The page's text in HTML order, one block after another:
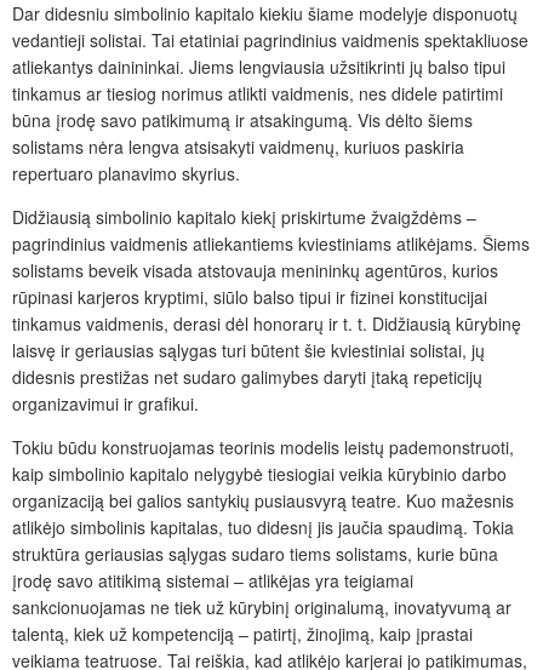
Dar didesniu simbolinio kapitalo kiekiu šiame modelyje disponuotų
vedantieji solistai. Tai etatiniai pagrindinius vaidmenis spektakliuose
atliekantys dainininkai. Jiems lengviausia užsitikrinti jų balso tipui
tinkamus ar tiesiog norimus atlikti vaidmenis, nes didele patirtimi
būna įrodę savo patikimumą ir atsakingumą. Vis dėlto šiems
solistams nėra lengva atsisakyti vaidmenų, kuriuos paskiria
repertuaro planavimo skyrius.
Didžiausią simbolinio kapitalo kiekį priskirtume žvaigždėms –
pagrindinius vaidmenis atliekantiems kviestiniams atlikėjams. Šiems
solistams beveik visada atstovauja menininkų agentūros, kurios
rūpinasi karjeros kryptimi, siūlo balso tipui ir fizinei konstitucijai
tinkamus vaidmenis, derasi dėl honorarų ir t. t. Didžiausią kūrybinę
laisvę ir geriausias sąlygas turi būtent šie kviestiniai solistai, jų
didesnis prestižas net sudaro galimybes daryti įtaką repeticijų
organizavimui ir grafikui.
Tokiu būdu konstruojamas teorinis modelis leistų pademonstruoti,
kaip simbolinio kapitalo nelygybė tiesiogiai veikia kūrybinio darbo
organizaciją bei galios santykių pusiausvyrą teatre. Kuo mažesnis
atlikėjo simbolinis kapitalas, tuo didesnį jis jaučia spaudimą. Tokia
struktūra geriausias sąlygas sudaro tiems solistams, kurie būna
įrodę savo atitikimą sistemai – atlikėjas yra teigiamai
sankcionuojamas ne tiek už kūrybinį originalumą, inovatyvumą ar
talentą, kiek už kompetenciją – patirtį, žinojimą, kaip įprastai
veikiama teatruose. Tai reiškia, kad atlikėjo karjerai jo patikimumas,